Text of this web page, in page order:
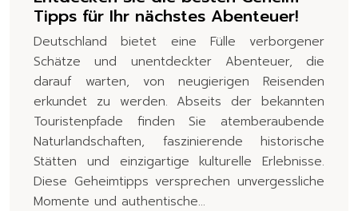
Tipps für Ihr nächstes Abenteuer!
Deutschland bietet eine Fülle verborgener
Schätze und unentdeckter Abenteuer, die
darauf warten, von neugierigen Reisenden
erkundet zu werden. Abseits der bekannten
Touristenpfade finden Sie atemberaubende
Naturlandschaften, faszinierende historische
Stätten und einzigartige kulturelle Erlebnisse.
Diese Geheimtipps versprechen unvergessliche
Momente und authentische…